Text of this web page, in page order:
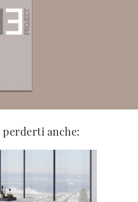
perderti anche: